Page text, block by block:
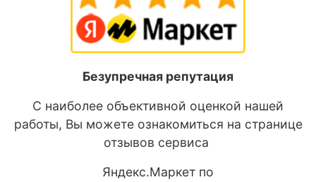
Безупречная репутация
С наиболее объективной оценкой нашей
работы, Вы можете ознакомиться на странице
отзывов сервиса
Яндекс.Маркет по